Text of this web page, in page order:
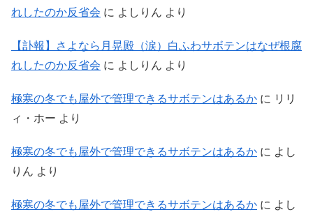
れしたのか反省会 に よしりん より
【訃報】さよなら月晃殿（涙）白ふわサボテンはなぜ根腐
れしたのか反省会 に よしりん より
極寒の冬でも屋外で管理できるサボテンはあるか に リリ
ィ・ホー より
極寒の冬でも屋外で管理できるサボテンはあるか に よし
りん より
極寒の冬でも屋外で管理できるサボテンはあるか に よし